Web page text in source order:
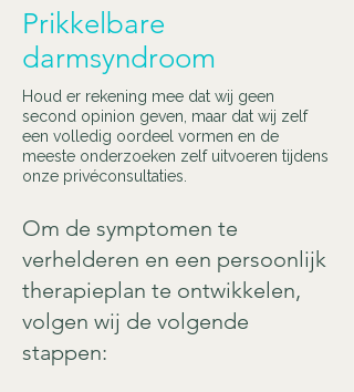
Prikkelbare
darmsyndroom
Houd er rekening mee dat wij geen
second opinion geven, maar dat wij zelf
een volledig oordeel vormen en de
meeste onderzoeken zelf uitvoeren tijdens
onze privéconsultaties.
Om de symptomen te
verhelderen en een persoonlijk
therapieplan te ontwikkelen,
volgen wij de volgende
stappen: